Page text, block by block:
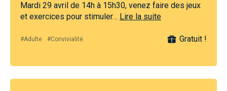
Mardi 29 avril de 14h à 15h30, venez faire des jeux
et exercices pour stimuler… Lire la suite
#Adulte #Convivialité Gratuit !